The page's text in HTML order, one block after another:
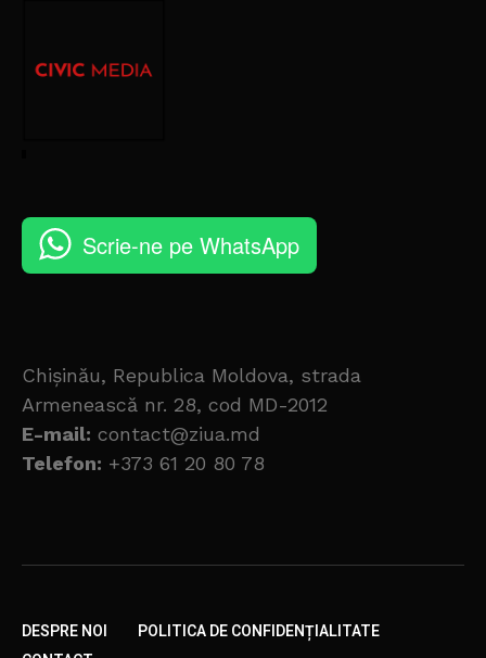
Scrie-ne pe WhatsApp
Chișinău, Republica Moldova, strada
Armenească nr. 28, cod MD-2012
E-mail: contact@ziua.md
Telefon: +373 61 20 80 78
DESPRE NOI
POLITICA DE CONFIDENȚIALITATE